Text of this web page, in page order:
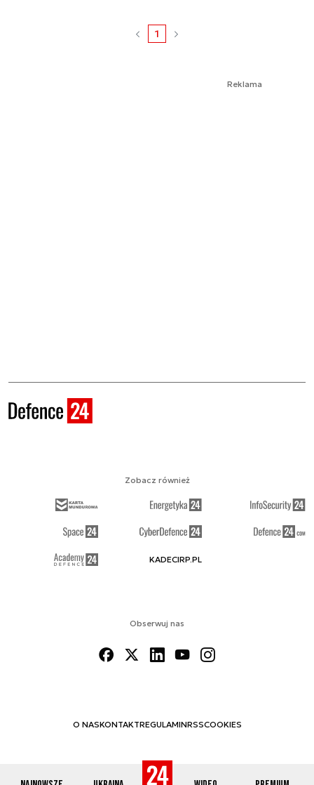
1
Reklama
Obserwuj nas
O NASKONTAKTREGULAMINRSSCOOKIES
Zobacz również
KADECIRP.PL